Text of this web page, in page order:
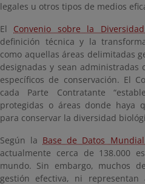
legales u otros tipos de medios
El Convenio sobre la
definición técnica y la
como aquellas áreas delimitadas
designadas y sean
específicos de conservación. El
cada Parte Contratante
protegidas o áreas donde haya
para conservar la diversidad
Según la Base de Datos
actualmente cerca de 138.000
mundo. Sin embargo, muchos
gestión efectiva, ni representan